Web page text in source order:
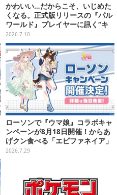
かわいい…だからこそ、いじめた
くなる。正式版リリースの『パル
ワールド』プレイヤーに訊く“キ
ュートアグレッション×パル”の底
知れぬ魅力とは
2026.7.10
ローソンで『ウマ娘』コラボキャ
ンペーンが8月18日開催！からあ
げクン食べる「エピファネイア」
や「アーモンドアイ」たちが可愛
2026.7.29